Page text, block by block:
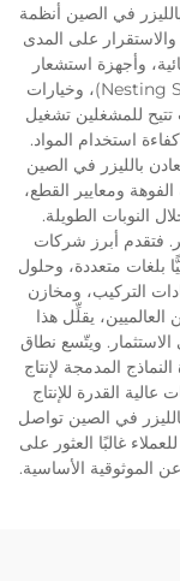
في الصين أنظمة
على المدى
وأجهزة استشعار
ارتفاع فورية، وبرمجيات ترتيب القطع (Nesting Software)، وخيارات
تتيح للمشغلين تشغيل
استخدام المواد.
بالليزر في الصين
ومعايير القطع،
النوبات الطويلة.
فتقدم أبرز شركات
بلغات متعددة، وحلول
التركيب، ومخازن
يقلِّل هذا
ويتّسع نطاق
المدمجة لإنتاج
القدرة للإنتاج
في الصين تواصل
غالبًا العثور على
الموثوقية الأساسية.